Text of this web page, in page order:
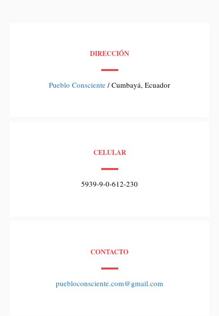
DIRECCIÓN
Pueblo Consciente / Cumbayá, Ecuador
CELULAR
5939-9-0-612-230
CONTACTO
puebloconsciente.com@gmail.com